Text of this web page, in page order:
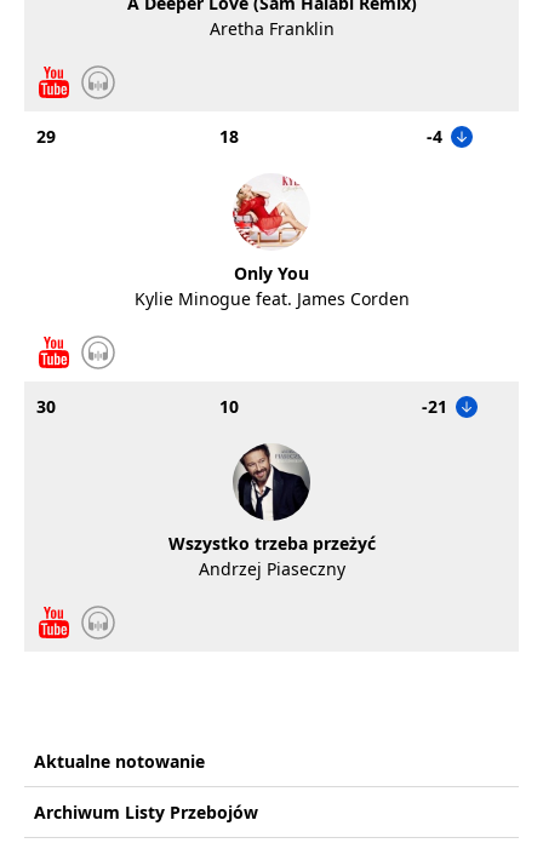
Aretha Franklin
29 18 -4
Only You
Kylie Minogue feat. James Corden
30 10 -21
Wszystko trzeba przeżyć
Andrzej Piaseczny
Aktualne notowanie
Archiwum Listy Przebojów